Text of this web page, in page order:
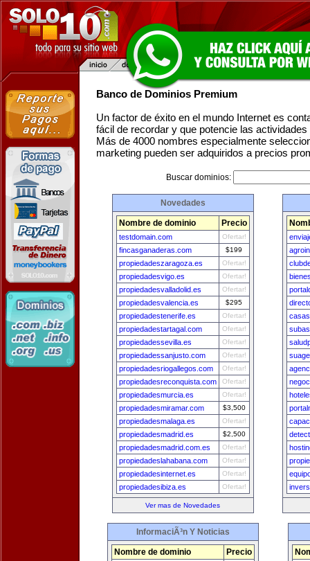
Banco de Dominios Premium
Un factor de éxito en el mundo Internet es
fácil de recordar y que potencie las
Más de 4000 nombres especialmente
marketing pueden ser adquiridos a precios
Buscar dominios:
Novedades
Nombre de dominio Precio
testdomain.com Ofertar!
fincasganaderas.com $199
propiedadeszaragoza.es Ofertar!
propiedadesvigo.es Ofertar!
propiedadesvalladolid.es Ofertar!
propiedadesvalencia.es $295
propiedadestenerife.es Ofertar!
propiedadestartagal.com Ofertar!
propiedadessevilla.es Ofertar!
propiedadessanjusto.com Ofertar!
propiedadesriogallegos.com Ofertar!
propiedadesreconquista.com Ofertar!
propiedadesmurcia.es Ofertar!
propiedadesmiramar.com $3,500
propiedadesmalaga.es Ofertar!
propiedadesmadrid.es $2,500
propiedadesmadrid.com.es Ofertar!
propiedadeslahabana.com Ofertar!
propiedadesinternet.es Ofertar!
propiedadesibiza.es Ofertar!
Ver mas de Novedades
InformaciÃ³n Y Noticias
Nombre de dominio Precio